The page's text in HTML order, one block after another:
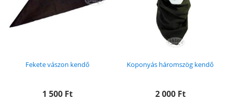
Fekete vászon kendő
1 500 Ft
Koponyás háromszög kendő
2 000Ft